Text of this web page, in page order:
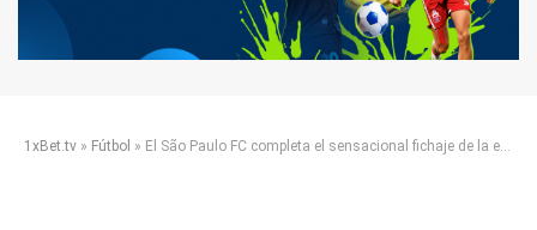
1xBet.tv » Fútbol » El São Paulo FC completa el sensacional fichaje de la estrella colombiana James Rodríguez (vídeo)